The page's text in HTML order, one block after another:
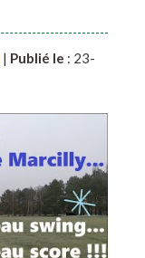
| Publié le : 23-